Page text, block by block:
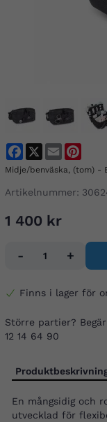
FacebookEmail
Midje/benväska, (tom) -
Artikelnummer:
1 400 kr
- +
Finns i lager för
Större partier?
12 14 64 90
En mångsidig och
utvecklad för